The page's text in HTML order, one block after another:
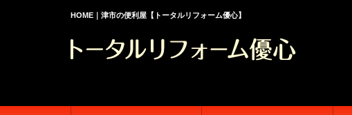
HOME｜津市の便利屋【トータルリフォーム優心】